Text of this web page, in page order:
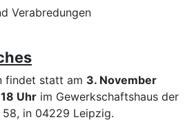
Verabredungen
findet statt am 3. November
Uhr im Gewerkschaftshaus der
58, in 04229 Leipzig.